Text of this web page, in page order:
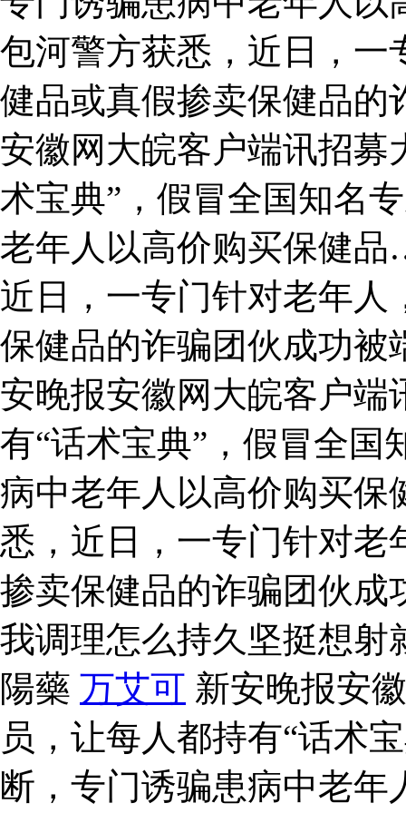
包河警方获悉，近日，一
健品或真假掺卖保健品的
安徽网大皖客户端讯招募
术宝典”，假冒全国知名
老年人以高价购买保健
近日，一专门针对老年人
保健品的诈骗团伙成功被
安晚报安徽网大皖客户端
有“话术宝典”，假冒全国
病中老年人以高价购买
悉，近日，一专门针对老
掺卖保健品的诈骗团伙成
我调理怎么持久坚挺想射
陽藥 万艾可 新安晚报安
员，让每人都持有“话术
断，专门诱骗患病中老